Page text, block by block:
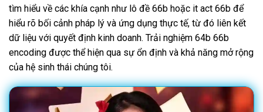
tìm hiểu về các khía cạnh như lô đề 66b hoặc it act 66b để
hiểu rõ bối cảnh pháp lý và ứng dụng thực tế, từ đó liên kết
dữ liệu với quyết định kinh doanh. Trải nghiệm 64b 66b
encoding được thể hiện qua sự ổn định và khả năng mở rộng
của hệ sinh thái chúng tôi.